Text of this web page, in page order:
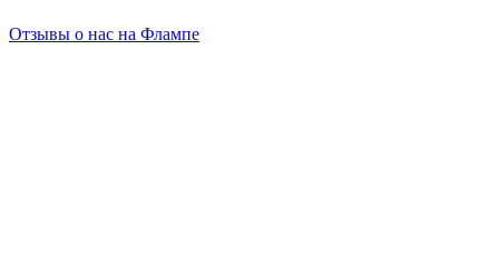
Отзывы о нас на Флампе